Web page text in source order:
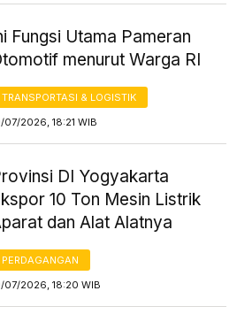
Fungsi Utama Pameran
menurut Warga RI
TRANSPORTASI & LOGISTIK
07/2026, 18:21 WIB
DI Yogyakarta
10 Ton Mesin Listrik
dan Alat Alatnya
PERDAGANGAN
07/2026, 18:20 WIB